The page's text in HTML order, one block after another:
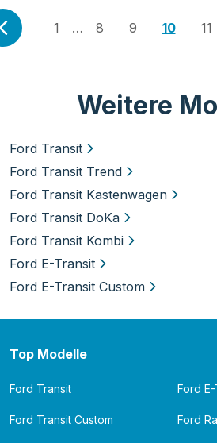
1 … 8 9 10 11
Weitere
Ford Transit
Ford Transit Trend
Ford Transit Kastenwagen
Ford Transit DoKa
Ford Transit Kombi
Ford E-Transit
Ford E-Transit Custom
Top Modelle
Ford Transit Ford
Ford Transit Custom Ford